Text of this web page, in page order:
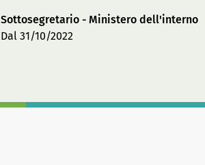
Sottosegretario - Ministero dell'interno
Dal 31/10/2022